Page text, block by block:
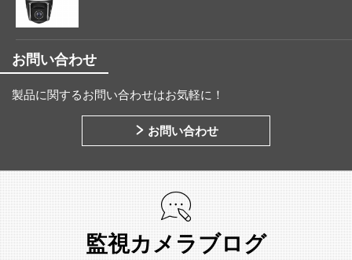
お問い合わせ
製品に関するお問い合わせはお気軽に！
お問い合わせ
監視カメラブログ